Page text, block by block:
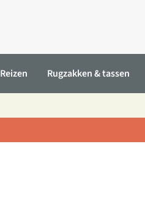
Reizen Rugzakken & tassen